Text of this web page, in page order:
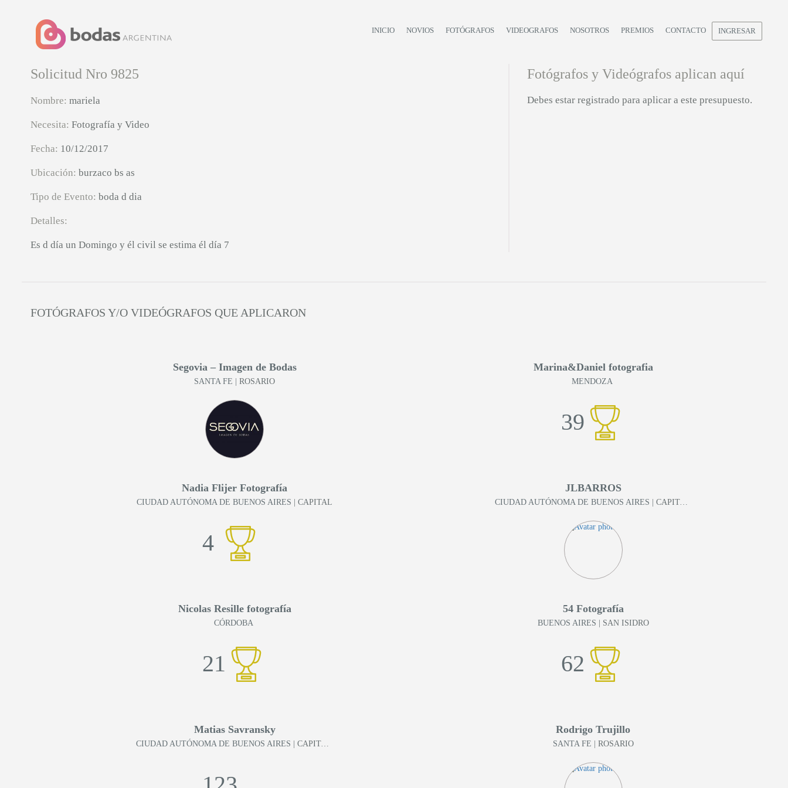
INICIO NOVIOS FOTÓGRAFOS VIDEOGRAFOS NOSOTROS PREMIOS CONTACTO INGRESAR
Solicitud Nro 9825
Nombre: mariela
Necesita: Fotografía y Video
Fecha: 10/12/2017
Ubicación: burzaco bs as
Tipo de Evento: boda d dia
Detalles:
Es d día un Domingo y él civil se estima él día 7
Fotógrafos y Videógrafos aplican aquí
Debes estar registrado para aplicar a este presupuesto.
FOTÓGRAFOS Y/O VIDEÓGRAFOS QUE APLICARON
Segovia – Imagen de Bodas
SANTA FE | ROSARIO
Marina&Daniel fotografia
MENDOZA
39
Nadia Flijer Fotografía
CIUDAD AUTÓNOMA DE BUENOS AIRES | CAPITAL
4
JLBARROS
CIUDAD AUTÓNOMA DE BUENOS AIRES | CAPITAL FEDERAL
Nicolas Resille fotografía
CÓRDOBA
21
54 Fotografía
BUENOS AIRES | SAN ISIDRO
62
Matias Savransky
CIUDAD AUTÓNOMA DE BUENOS AIRES | CAPITAL FEDERAL
Rodrigo Trujillo
SANTA FE | ROSARIO